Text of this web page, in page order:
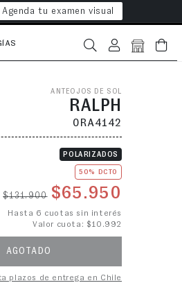
Hasta 6 cuotas
Agenda tu examen visual
Iniciar sesión Bolsa
ANTEOJOS DE SOL
RALPH
0RA4142
POLARIZADOS
50% DCTO
Precio habitual
$131.900 $65.950
Hasta 6 cuotas sin interés
Valor cuota: $10.992
AGOTADO
plazos de entrega en Chile